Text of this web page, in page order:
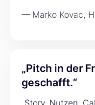
— Marko Kovac,
„Pitch in der
geschafft.“
„Story, Nutzen,